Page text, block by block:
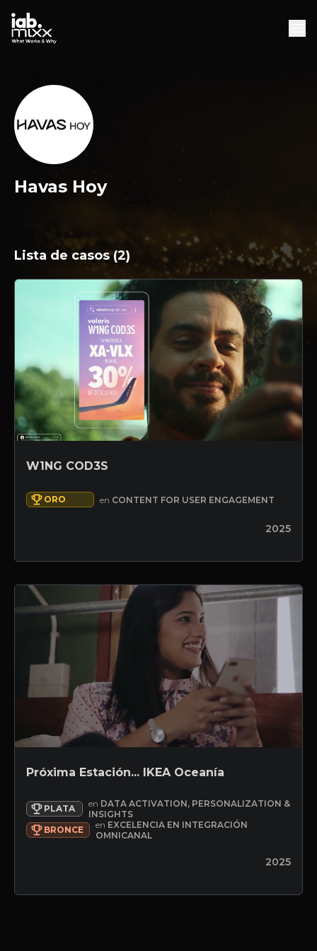
INICIO
AGENCIAS
DESCARGAS
DESCARGAR WHITEPAPER
Havas Hoy
Lista de casos (2)
W1NG COD3S
ORO en CONTENT FOR USER ENGAGEMENT
2025
Próxima Estación... IKEA Oceanía
PLATA en DATA ACTIVATION, PERSONALIZATION &
INSIGHTS
BRONCE
en EXCELENCIA EN INTEGRACIÓN
OMNICANAL
2025